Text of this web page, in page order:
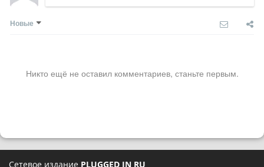
Новые
Никто ещё не оставил комментариев, станьте первым.
Сетевое издание PLUGGED IN RU